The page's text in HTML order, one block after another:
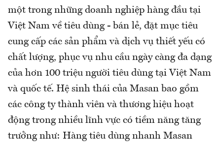
một trong những doanh nghiệp hàng đầu tại
Việt Nam về tiêu dùng - bán lẻ, đặt mục tiêu
cung cấp các sản phẩm và dịch vụ thiết yếu có
chất lượng, phục vụ nhu cầu ngày càng đa dạng
của hơn 100 triệu người tiêu dùng tại Việt Nam
và quốc tế. Hệ sinh thái của Masan bao gồm
các công ty thành viên và thương hiệu hoạt
động trong nhiều lĩnh vực có tiềm năng tăng
trưởng như: Hàng tiêu dùng nhanh Masan